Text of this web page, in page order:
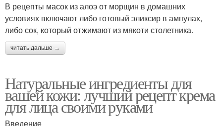
В рецепты масок из алоэ от морщин в домашних
условиях включают либо готовый эликсир в ампулах,
либо сок, который отжимают из мякоти столетника.
читать дальше →
Натуральные ингредиенты для
вашей кожи: лучший рецепт крема
для лица своими руками
Введение